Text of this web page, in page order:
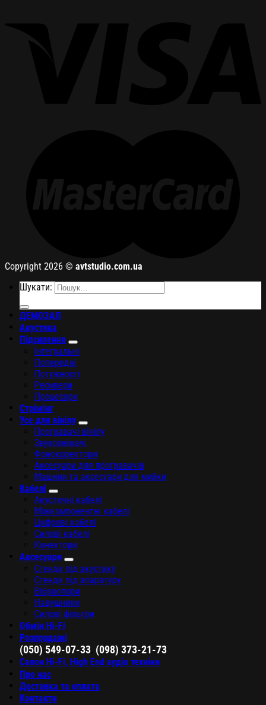
Copyright 2026 © avtstudio.com.ua
Шукати:
ДЕМОЗАЛ
Акустика
Підсилення
Інтегральні
Попередні
Потужності
Ресивери
Процесори
Стрімінг
Усе для вінілу
Програвачі вінілу
Звукознімачі
Фонокоректори
Аксесуари для програвачів
Машини та аксесуари для мийки
Кабелі
Акустичні кабелі
Міжкомпонентні кабелі
Цифрові кабелі
Силові кабелі
Конектори
Аксесуари
Стенди під акустику
Стенди під апаратуру
Віброопори
Навушники
Силові фільтри
Обмін Hi-Fi
Розпродажі
(050) 549-07-33 (098) 373-21-73
Салон Hi-Fi, High End аудіо техніки
Про нас
Доставка та оплата
Контакти